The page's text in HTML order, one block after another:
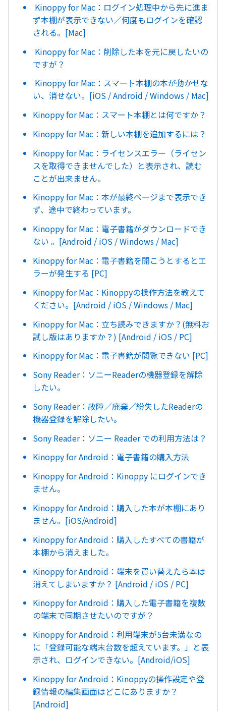
Kinoppy for Mac：ログイン処理中から先に進ま
ず本棚が表示できない／何度もログインを確認
される。[Mac]
Kinoppy for Mac：削除した本を元に戻したいの
ですが？
Kinoppy for Mac：スマート本棚の本が動かせな
い、消せない。[iOS / Android / Windows / Mac]
Kinoppy for Mac：スマート本棚とは何ですか？
Kinoppy for Mac：新しい本棚を追加するには？
Kinoppy for Mac：ライセンスエラー（ライセン
スを取得できませんでした）と表示され、読む
ことが出来ません。
Kinoppy for Mac：本が最終ページまで表示でき
ず、途中で終わっています。
Kinoppy for Mac：電子書籍がダウンロードでき
ない 。[Android / iOS / Windows / Mac]
Kinoppy for Mac：電子書籍を開こうとするとエ
ラーが発生する [PC]
Kinoppy for Mac：Kinoppyの操作方法を教えて
ください。[Android / iOS / Windows / Mac]
Kinoppy for Mac：立ち読みできますか？(無料お
試し版はありますか？) [Android / iOS / PC]
Kinoppy for Mac：電子書籍が閲覧できない [PC]
Sony Reader：ソニーReaderの機器登録を解除
したい。
Sony Reader：故障／廃棄／紛失したReaderの
機器登録を解除したい。
Sony Reader：ソニー Reader での利用方法は？
Kinoppy for Android：電子書籍の購入方法
Kinoppy for Android：Kinoppy にログインでき
ません。
Kinoppy for Android：購入した本が本棚にあり
ません。[iOS/Android]
Kinoppy for Android：購入したすべての書籍が
本棚から消えました。
Kinoppy for Android：端末を買い替えたら本は
消えてしまいますか？ [Android / iOS / PC]
Kinoppy for Android：購入した電子書籍を複数
の端末で同期させたいのですが？
Kinoppy for Android：利用端末が5台未満なの
に「登録可能な端末台数を超えています。」と表
示され、ログインできない。[Android/iOS]
Kinoppy for Android：Kinoppyの操作設定や登
録情報の編集画面はどこにありますか？
[Android]